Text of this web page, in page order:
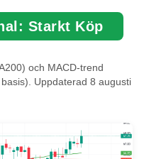
Starkt Köp
och MACD-trend
Uppdaterad 8 augusti